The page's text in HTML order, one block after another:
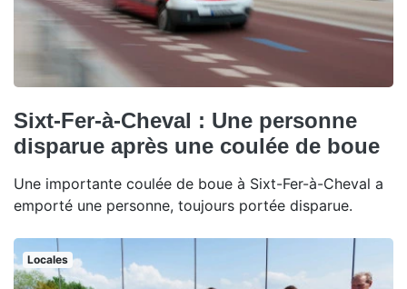
Sixt-Fer-à-Cheval : Une personne
disparue après une coulée de boue
Une importante coulée de boue à Sixt-Fer-à-Cheval a
emporté une personne, toujours portée disparue.
Locales